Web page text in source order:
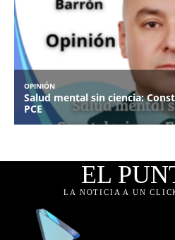
EL
LA NOTICIA A UN